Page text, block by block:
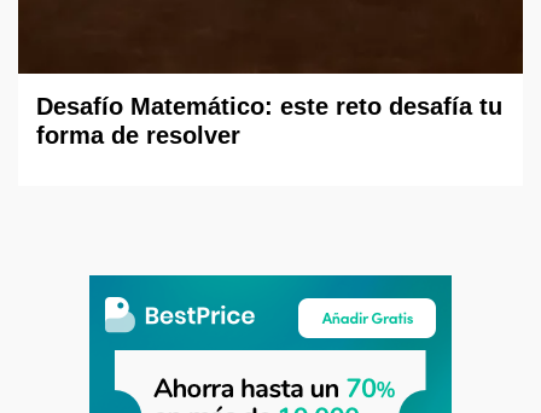
Desafío Matemático: este reto desafía tu
forma de resolver